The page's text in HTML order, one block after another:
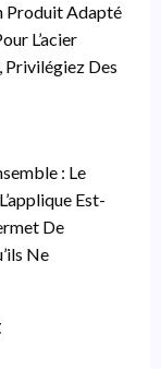
Produit Adapté
L’acier
Privilégiez Des
: Le
Est-
De
Ne